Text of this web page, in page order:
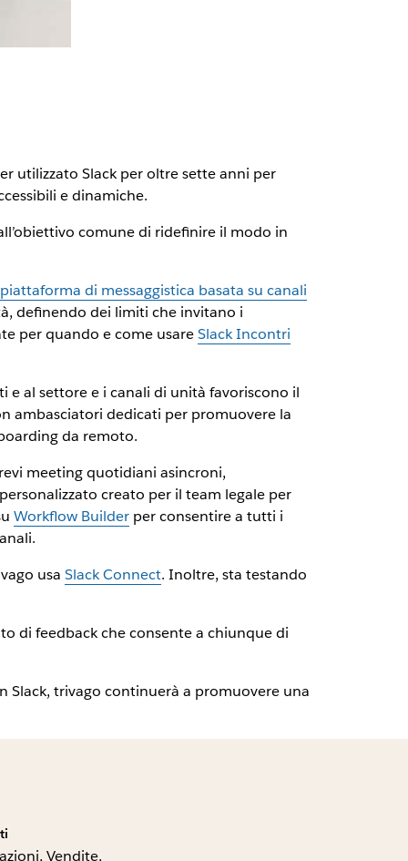
utilizzato Slack per oltre sette anni per
e dinamiche.
comune di ridefinire il modo in
di messaggistica basata su canali
definendo dei limiti che invitano i
per quando e come usareSlack Incontri
al settore e i canali di unità favoriscono il
ambasciatori dedicati per promuovere la
da remoto.
meeting quotidiani asincroni,
creato per il team legale per
Workflow Builderper consentire a tutti i
usa Slack Connect. Inoltre, sta testando
di feedback che consente a chiunque di
Slack, trivago continuerà a promuovere una
Vendite,